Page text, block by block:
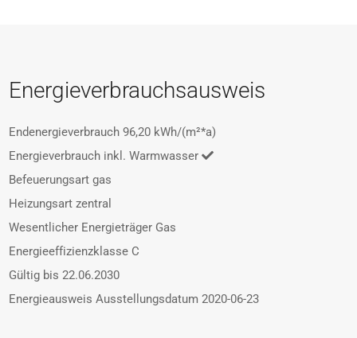
Energieverbrauchsausweis
Endenergieverbrauch 96,20 kWh/(m²*a)
Energieverbrauch inkl. Warmwasser
Befeuerungsart gas
Heizungsart zentral
Wesentlicher Energieträger Gas
Energieeffizienzklasse C
Gültig bis 22.06.2030
Energieausweis Ausstellungsdatum 2020-06-23